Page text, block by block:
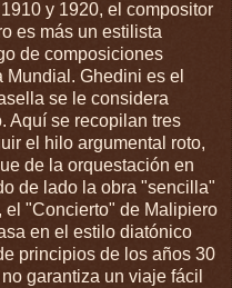
y 1920, el compositor
es más un estilista
de composiciones
Ghedini es el
se le considera
Aquí se recopilan tres
el hilo argumental roto,
de la orquestación en
de lado la obra "sencilla"
el "Concierto" de Malipiero
en el estilo diatónico
principios de los años 30
garantiza un viaje fácil